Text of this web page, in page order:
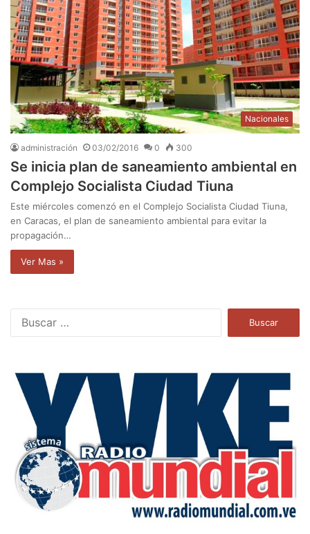
Nacionales
administración 03/02/2016 0 300
Se inicia plan de saneamiento ambiental en
Complejo Socialista Ciudad Tiuna
Este miércoles comenzó en el Complejo Socialista Ciudad Tiuna,
en Caracas, el plan de saneamiento ambiental para evitar la
propagación…
Ver Mas »
a